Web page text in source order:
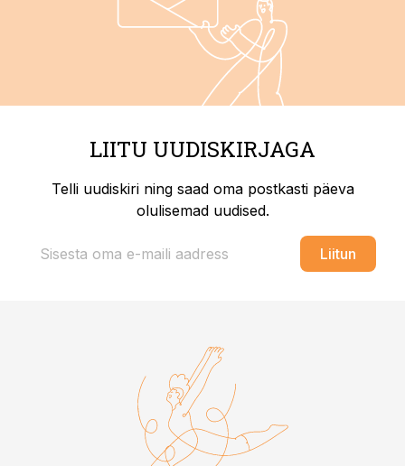
LIITU UUDISKIRJAGA
Telli uudiskiri ning saad oma postkasti päeva
olulisemad uudised.
Liitun